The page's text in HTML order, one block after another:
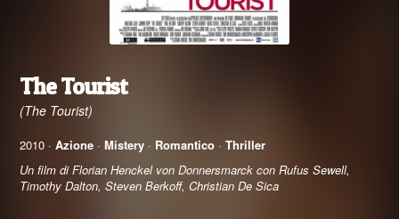
The Tourist
(The Tourist)
2010 · Azione ·Mistery · Romantico ·Thriller
Un film di Florian Henckel von Donnersmarck con Rufus Sewell,
Timothy Dalton, Steven Berkoff, Christian De Sica